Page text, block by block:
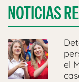
NOTICIAS
el